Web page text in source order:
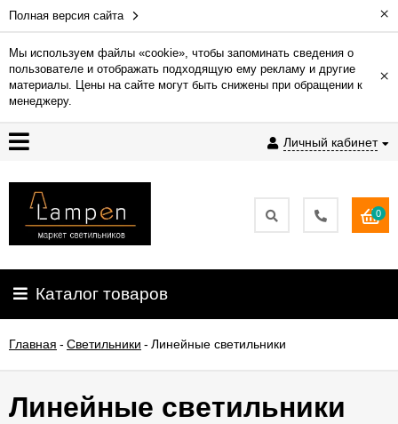
Полная версия сайта ×
Мы используем файлы «cookie», чтобы запоминать сведения о
пользователе и отображать подходящую ему рекламу и другие
материалы. Цены на сайте могут быть снижены при обращении к
менеджеру.
×
Личный кабинет
Гарантия
Доставка
и
Контакты
освещения
О
0
Каталог товаров
Главная - Светильники - Линейные светильники
Линейные светильники